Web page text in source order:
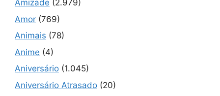
Amizade (2.979)
Amor (769)
Animais (78)
Anime (4)
Aniversário (1.045)
Aniversário Atrasado (20)